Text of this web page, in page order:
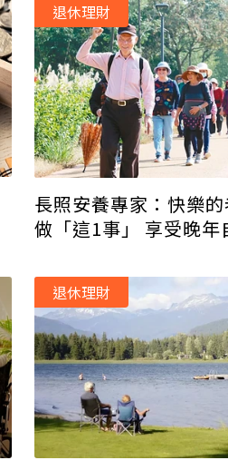
長照安養專家：快樂
做「這1事」 享受晚年
退休理財
退休理財